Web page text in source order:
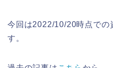
今回は2022/10/20時点での
す。